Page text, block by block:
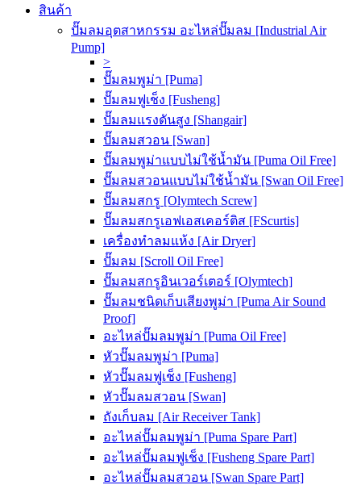
สินค้า
ปั๊มลมอุตสาหกรรม อะไหล่ปั๊มลม [Industrial Air
Pump]
>
ปั๊มลมพูม่า [Puma]
ปั๊มลมฟูเช็ง [Fusheng]
ปั๊มลมแรงดันสูง [Shangair]
ปั๊มลมสวอน [Swan]
ปั๊มลมพูม่าแบบไม่ใช้น้ำมัน [Puma Oil Free]
ปั๊มลมสวอนแบบไม่ใช้น้ำมัน [Swan Oil Free]
ปั๊มลมสกรู [Olymtech Screw]
ปั๊มลมสกรูเอฟเอสเคอร์ติส [FScurtis]
เครื่องทำลมแห้ง [Air Dryer]
ปั๊มลม [Scroll Oil Free]
ปั๊มลมสกรูอินเวอร์เตอร์ [Olymtech]
ปั๊มลมชนิดเก็บเสียงพูม่า [Puma Air Sound
Proof]
อะไหล่ปั๊มลมพูม่า [Puma Oil Free]
หัวปั๊มลมพูม่า [Puma]
หัวปั๊มลมฟูเช็ง [Fusheng]
หัวปั๊มลมสวอน [Swan]
ถังเก็บลม [Air Receiver Tank]
อะไหล่ปั๊มลมพูม่า [Puma Spare Part]
อะไหล่ปั๊มลมฟูเช็ง [Fusheng Spare Part]
อะไหล่ปั๊มลมสวอน [Swan Spare Part]